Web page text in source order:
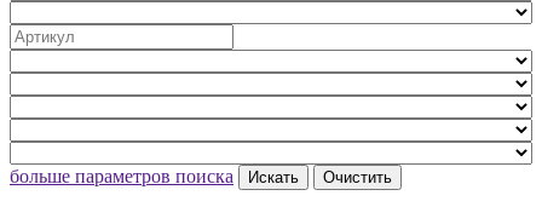
больше параметров поиска Искать Очистить